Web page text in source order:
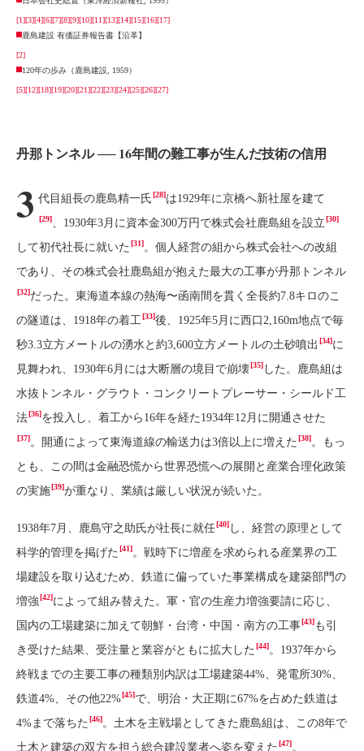
[1][3][4][6][7][8][9][10][11][13][14][15][16][17]
鹿島建設 有価証券報告書【沿革】
[2]
120年の歩み（鹿島建設, 1959）
[5][12][18][19][20][21][22][23][24][25][26][27]
丹那トンネル ── 16年間の難工事が生んだ技術の信用
3 代目組長の鹿島精一氏 [28]は1929年に京橋へ新社屋を建て
[29] 、1930年3月に資本金300万円で株式会社鹿島組を設立 [30]
して初代社長に就いた [31]。個人経営の組から株式会社への改組
であり、その株式会社鹿島組が抱えた最大の工事が丹那トンネル
[32]だった。東海道本線の熱海〜函南間を貫く全長約7.8キロのこ
の隧道は、1918年の着工 [33]後、1925年5月に西口2,160m地点で毎
秒3.3立方メートルの湧水と約3,600立方メートルの土砂噴出 [34]に
見舞われ、1930年6月には大断層の境目で崩壊[35] した。鹿島組は
水抜トンネル・グラウト・コンクリートプレーサー・シールド工
法[36]を投入し、着工から16年を経た1934年12月に開通させた
[37]。開通によって東海道線の輸送力は3倍以上に増えた [38]。もっ
とも、この間は金融恐慌から世界恐慌への展開と産業合理化政策
の実施[39]が重なり、業績は厳しい状況が続いた。
1938年7月、鹿島守之助氏が社長に就任[40] し、経営の原理として
科学的管理を掲げた [41]。戦時下に増産を求められる産業界の工
場建設を取り込むため、鉄道に偏っていた事業構成を建築部門の
増強[42]によって組み替えた。軍・官の生産力増強要請に応じ、
国内の工場建築に加えて朝鮮・台湾・中国・南方の工事[43]も引
き受けた結果、受注量と業容がともに拡大した [44]。1937年から
終戦までの主要工事の種類別内訳は工場建築44%、発電所30%、
鉄道4%、その他22%[45]で、明治・大正期に67%を占めた鉄道は
4%まで落ちた [46]。土木を主戦場としてきた鹿島組は、この8年で
土木と建築の双方を担う総合建設業者へ姿を変えた [47]。